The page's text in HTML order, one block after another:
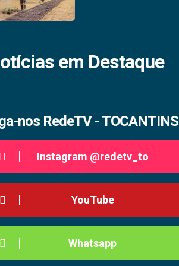
em Destaque
nos RedeTV - TOCANTINS
Instagram @redetv_to
YouTube
Whatsapp